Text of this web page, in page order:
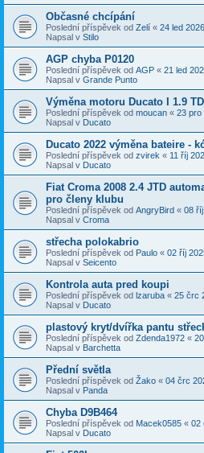
Občasné chcípání
Poslední příspěvek od Zelí « 24 led
Napsal v Stilo
AGP chyba P0120
Poslední příspěvek od AGP « 21 led
Napsal v Grande Punto
Výměna motoru Ducato I 1.9
Poslední příspěvek od moucan « 23 pro
Napsal v Ducato
Ducato 2022 výměna bateire -
Poslední příspěvek od zvirek « 11 říj
Napsal v Ducato
Fiat Croma 2008 2.4 JTD
pro členy klubu
Poslední příspěvek od AngryBird « 08
Napsal v Croma
střecha polokabrio
Poslední příspěvek od Paulo « 02 říj
Napsal v Seicento
Kontrola auta pred koupi
Poslední příspěvek od lzaruba « 25 črc
Napsal v Ducato
plastový kryt/dvířka pantu
Poslední příspěvek od Zdenda1972 «
Napsal v Barchetta
Přední světla
Poslední příspěvek od Žako « 04 črc
Napsal v Panda
Chyba D9B464
Poslední příspěvek od Macek0585 « 02
Napsal v Ducato